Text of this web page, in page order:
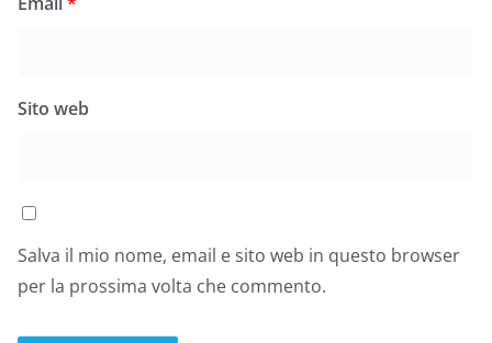
Sito web
Salva il mio nome, email e sito web in questo browser
per la prossima volta che commento.